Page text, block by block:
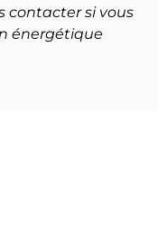
contacter si vous
énergétique